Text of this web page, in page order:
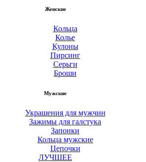
Женские
Кольца
Колье
Кулоны
Пирсинг
Серьги
Броши
Мужские
Украшения для мужчин
Зажимы для галстука
Запонки
Кольца мужские
Цепочки
ЛУЧШЕЕ